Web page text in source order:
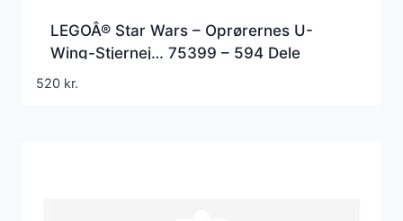
LEGOÂ® Star Wars – Oprørernes U-
Wing-Stjernej… 75399 – 594 Dele
520 kr.